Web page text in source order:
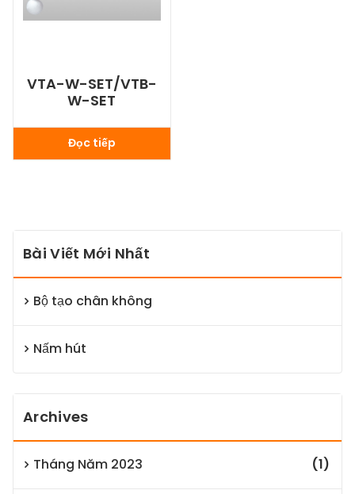
VTA-W-SET/VTB-
W-SET
Đọc tiếp
Bài Viết Mới Nhất
Bộ tạo chân không
Nấm hút
Archives
Tháng Năm 2023 (1)